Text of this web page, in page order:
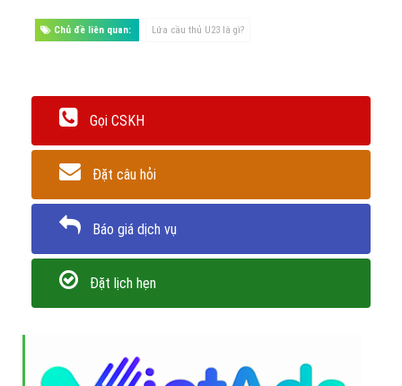
Chủ đề liên quan: Lứa cầu thủ U23 là gì?
Gọi CSKH
Đặt câu hỏi
Báo giá dịch vụ
Đặt lịch hẹn